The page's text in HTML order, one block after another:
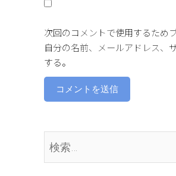
次回のコメントで使用するため
自分の名前、メールアドレス、
する。